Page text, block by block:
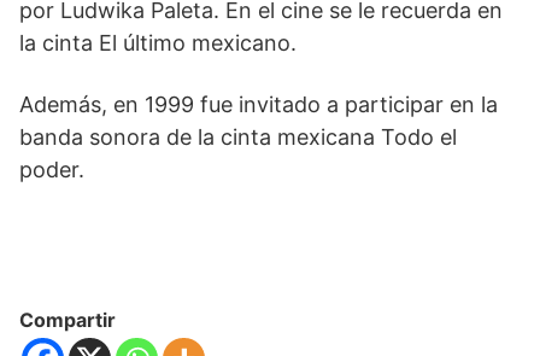
por Ludwika Paleta. En el cine se le recuerda en
la cinta El último mexicano.
Además, en 1999 fue invitado a participar en la
banda sonora de la cinta mexicana Todo el
poder.
Compartir